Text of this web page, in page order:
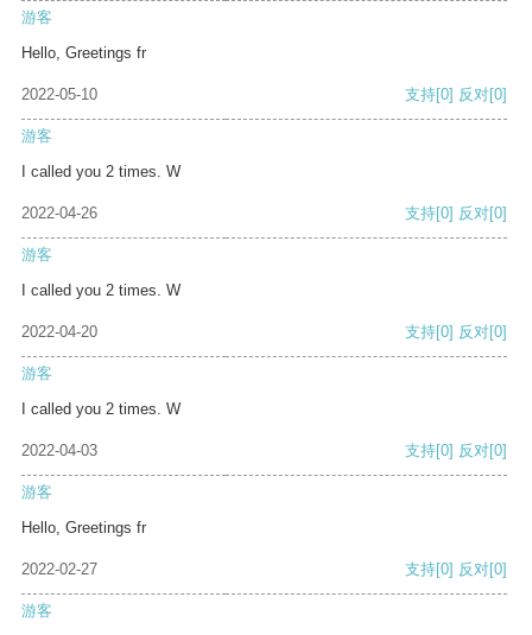
游客
Hello, Greetings fr
2022-05-10 支持[0] 反对[0]
游客
I called you 2 times. W
2022-04-26 支持[0] 反对[0]
游客
I called you 2 times. W
2022-04-20 支持[0] 反对[0]
游客
I called you 2 times. W
2022-04-03 支持[0] 反对[0]
游客
Hello, Greetings fr
2022-02-27 支持[0] 反对[0]
游客